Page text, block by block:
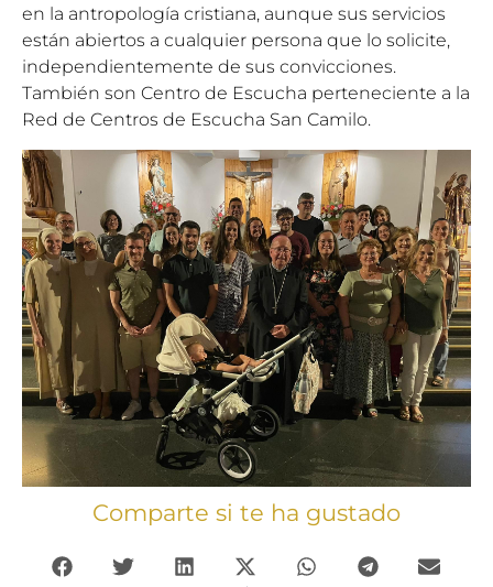
en la antropología cristiana, aunque sus servicios
están abiertos a cualquier persona que lo solicite,
independientemente de sus convicciones.
También son Centro de Escucha perteneciente a la
Red de Centros de Escucha San Camilo.
Comparte si te ha gustado